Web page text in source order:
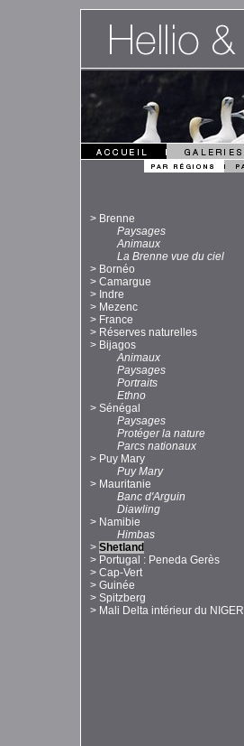
> Brenne
Paysages
Animaux
La Brenne vue du ciel
> Bornéo
> Camargue
> Indre
> Mezenc
> France
> Réserves naturelles
> Bijagos
Animaux
Paysages
Portraits
Ethno
> Sénégal
Paysages
Protéger la nature
Parcs nationaux
> Puy Mary
Puy Mary
> Mauritanie
Banc d'Arguin
Diawling
> Namibie
Himbas
> Shetland
> Portugal : Peneda Gerès
> Cap-Vert
> Guinée
> Spitzberg
> Mali Delta intérieur du NIGER